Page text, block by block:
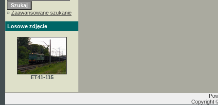
» Zaawansowane szukanie
Losowe zdjęcie
ET41-115
Copyright